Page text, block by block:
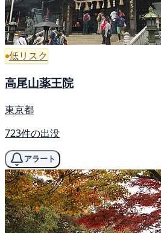
低リスク
高尾山薬王院
東京都
723件の出没
アラート